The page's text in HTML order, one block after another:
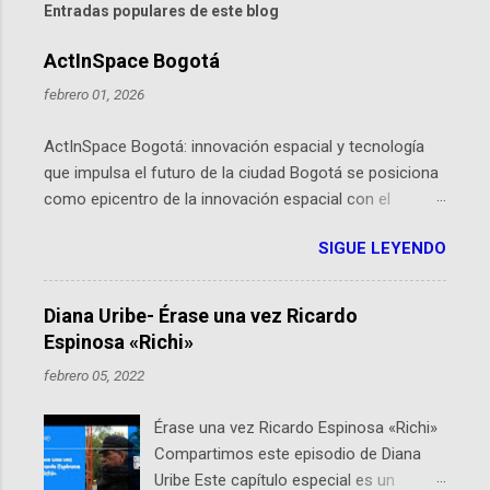
Entradas populares de este blog
ActInSpace Bogotá
febrero 01, 2026
ActInSpace Bogotá: innovación espacial y tecnología
que impulsa el futuro de la ciudad Bogotá se posiciona
como epicentro de la innovación espacial con el
hackathon global que convierte tecnologías de la
Agencia Espacial Europea en soluciones prácticas para
la vida cotidiana. Este evento, organizado por el
Planetario de Bogotá del Idartes y la Universidad de los
Andes, reúne a expertos como el presidente de Airbus
Colombia y líderes del sector aeroespacial para inspirar
por qué importa en Bogotá ActInSpace es una
competencia mundial que opera en más de 60
SIGUE LEYENDO
Diana Uribe- Érase una vez Ricardo
Espinosa «Richi»
febrero 05, 2022
Érase una vez Ricardo Espinosa «Richi»
Compartimos este episodio de Diana
Uribe Este capítulo especial es un